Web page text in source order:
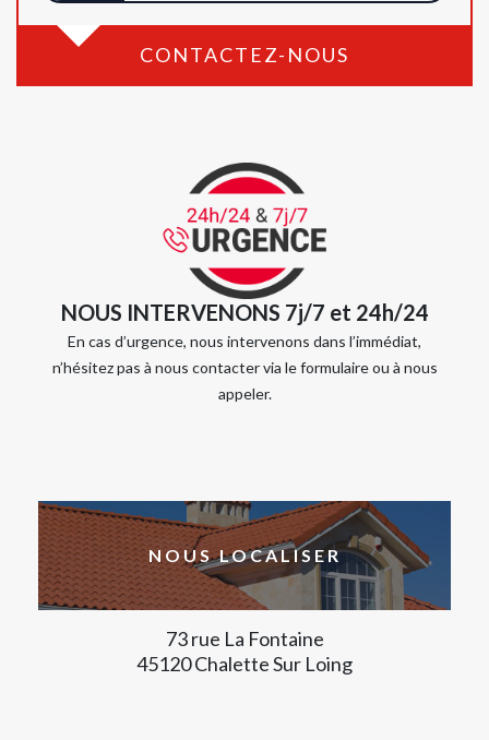
CONTACTEZ-NOUS
NOUS INTERVENONS 7j/7 et 24h/24
En cas d’urgence, nous intervenons dans l’immédiat,
n’hésitez pas à nous contacter via le formulaire ou à nous
appeler.
NOUS LOCALISER
73 rue La Fontaine
45120 Chalette Sur Loing